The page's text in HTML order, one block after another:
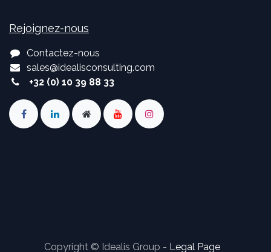
Rejoignez-nous
Contactez-nous
sales@idealisconsulting.com
+32 (0) 10 39 88 33
Copyright © Idealis Group - Legal Page